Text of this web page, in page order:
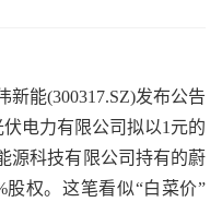
能(300317.SZ)发布公告
电力有限公司拟以1元的
源科技有限公司持有的蔚
股权。这笔看似“白菜价”